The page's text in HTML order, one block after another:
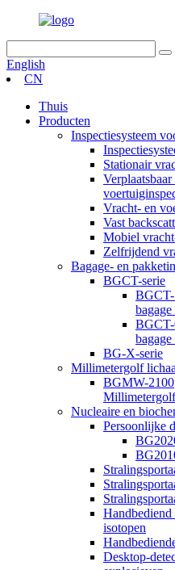
English
CN
Thuis
Producten
Inspectiesysteem
Stationair
Vracht- en
Vast
Mobiel
Zelfrijdend
Bagage- en
BGCT-serie
BGCT-
BGCT-
BG-X-serie
Millimetergolf
BGMW-2100
Nucleaire en
Persoonlijke
isotopen
Desktop-